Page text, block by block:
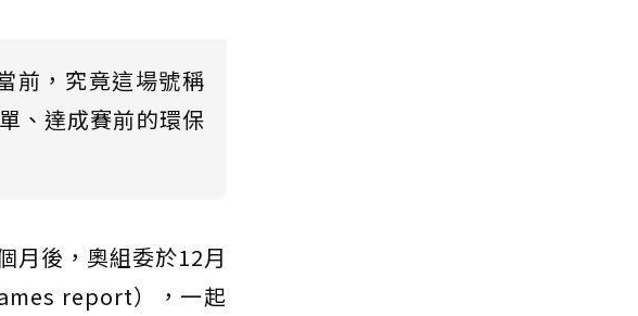
前，究竟這場號稱
、達成賽前的環保
月後，奧組委於12月
report），一起